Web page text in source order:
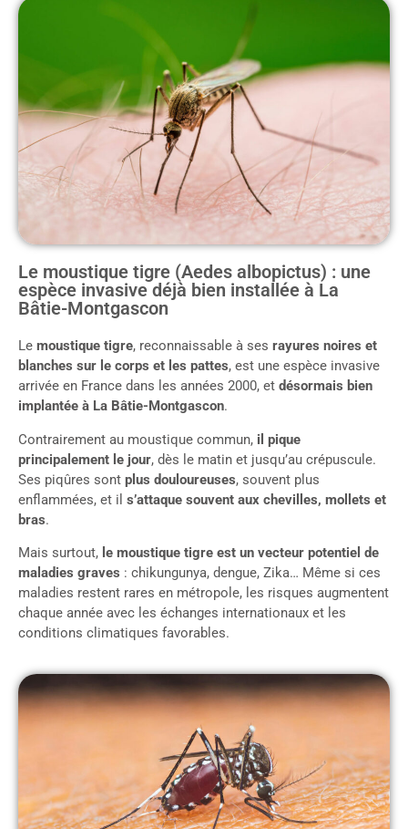
Le moustique tigre (Aedes albopictus) : une
espèce invasive déjà bien installée à La
Bâtie-Montgascon
Le moustique tigre, reconnaissable à ses rayures noires et
blanches sur le corps et les pattes, est une espèce invasive
arrivée en France dans les années 2000, et désormais bien
implantée à La Bâtie-Montgascon.
Contrairement au moustique commun, il pique
principalement le jour, dès le matin et jusqu’au crépuscule.
Ses piqûres sont plus douloureuses, souvent plus
enflammées, et il s’attaque souvent aux chevilles, mollets et
bras.
Mais surtout, le moustique tigre est un vecteur potentiel de
maladies graves : chikungunya, dengue, Zika… Même si ces
maladies restent rares en métropole, les risques augmentent
chaque année avec les échanges internationaux et les
conditions climatiques favorables.